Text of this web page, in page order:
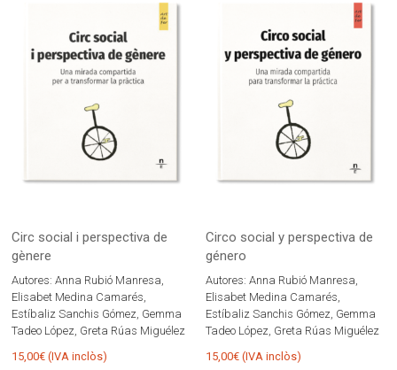
Circ social i perspectiva de
gènere
Autores: Anna Rubió Manresa,
Elisabet Medina Camarés,
Estíbaliz Sanchis Gómez, Gemma
Tadeo López, Greta Rúas Miguélez
15,00€ (IVA inclòs)
Circo social y perspectiva de
género
Autores: Anna Rubió Manresa,
Elisabet Medina Camarés,
Estíbaliz Sanchis Gómez, Gemma
Tadeo López, Greta Rúas Miguélez
15,00€ (IVA inclòs)